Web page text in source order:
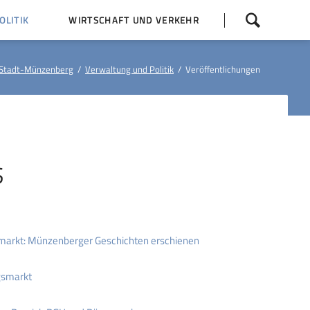
überspringen
WIRTSCHAFT UND VERKEHR
Münzenberg Verwaltung und Politik Veröffentlichungen
Münzenberger Geschichten erschienen